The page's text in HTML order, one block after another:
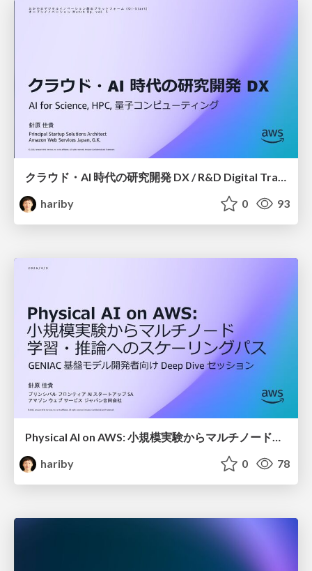
クラウド・AI 時代の研究開発 DX / R&D Digital Transformation
hariby
0 93
hariby
0 78